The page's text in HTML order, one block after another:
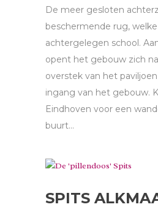
De meer gesloten
beschermende rug,
achtergelegen school.
opent het gebouw zich
overstek van het
ingang van het gebouw.
Eindhoven voor een
buurt...
SPITS